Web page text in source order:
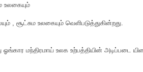
உலகையும்
, சூட்சும உலகையும் வெளிபடுத்துகின்றது.
மந்திரமாய் உலக உற்பத்தியின் அடிப்படை